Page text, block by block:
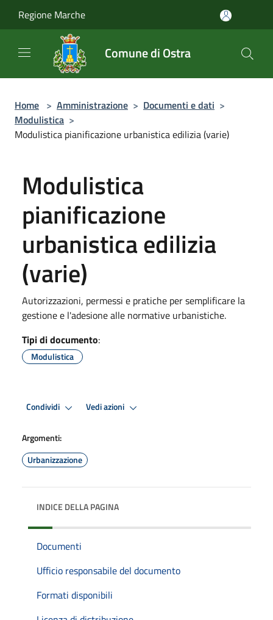
Regione Marche
Comune di Ostra
Home > Amministrazione > Documenti e dati >
Modulistica >
Modulistica pianificazione urbanistica edilizia (varie)
Modulistica
pianificazione
urbanistica edilizia
(varie)
Autorizzazioni, permessi e pratiche per semplificare la
gestione e l'adesione alle normative urbanistiche.
Tipi di documento:
Modulistica
Condividi Vedi azioni
Argomenti:
Urbanizzazione
INDICE DELLA PAGINA
Documenti
Ufficio responsabile del documento
Formati disponibili